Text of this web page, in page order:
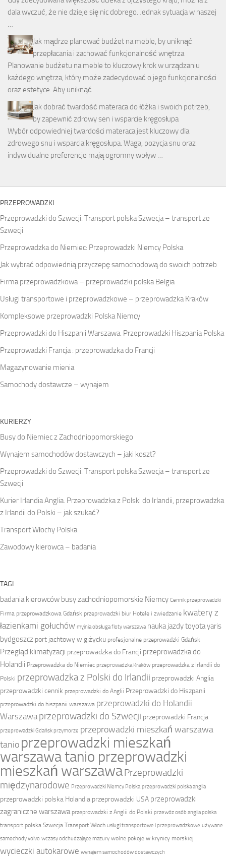
dala wyczuć, że nie dzieje się nic dobrego. Jednak sytuacja w naszej
Jak mądrze planować budżet na meble, by uniknąć
przepłacania i zachować funkcjonalność wnętrza
Planowanie budżetu na meble to kluczowy krok w urządzaniu
każdego wnętrza, który może zadecydować o jego funkcjonalności
oraz estetyce. Aby uniknąć …
Jak dobrać twardość materaca do łóżka i swoich potrzeb,
by zapewnić zdrowy sen i wsparcie kręgosłupa
Wybór odpowiedniej twardości materaca jest kluczowy dla
zdrowego snu i wsparcia kręgosłupa. Waga, pozycja snu oraz
indywidualne preferencje mają ogromny wpływ …
PRZEPROWADZKI
Przeprowadzki do Szwecji. Transport polska Szwecja – transport ze
Szwecji
Przeprowadzka do Niemiec: Przeprowadzki Niemcy Polska
Jak wybrać odpowiednią przyczepę samochodową do swoich potrzeb
Firma przeprowadzkowa – przeprowadzki polska Belgia
Usługi transportowe i przeprowadzkowe – przeprowadzka Kraków
Kompleksowe przeprowadzki Polska Niemcy
Przeprowadzki do Hiszpanii Warszawa. Przeprowadzki Hiszpania Polska
Przeprowadzki Francja : przeprowadzka do Francji
Magazynowanie mienia
Samochody dostawcze – wynajem
KURIERZY
Busy do Niemiec z Zachodniopomorskiego
Wynajem samochodów dostawczych – jaki koszt?
Przeprowadzki do Szwecji. Transport polska Szwecja – transport ze
Szwecji
Kurier Irlandia Anglia. Przeprowadzka z Polski do Irlandii, przeprowadzka
z Irlandii do Polski – jak szukać?
Transport Włochy Polska
Zawodowy kierowca – badania
TAGI
badania kierowców busy zachodniopomorskie Niemcy Cennik przeprowadzki
Firma przeprowadzkowa Gdańsk przeprowadzki biur Hotele i zwiedzanie kwatery z
łazienkami gołuchów myjnia obsługa floty warszawa nauka jazdy toyota yaris
bydgoszcz port jachtowy w giżycku profesjonalne przeprowadzki Gdańsk
Przegląd klimatyzacji przeprowadzka do Francji przeprowadzka do
Holandii Przeprowadzka do Niemiec przeprowadzka Kraków przeprowadzka z Irlandii do
Polski przeprowadzka z Polski do Irlandii przeprowadzki Anglia
przeprowadzki cennik przeprowadzki do Anglii Przeprowadzki do Hiszpanii
przeprowadzki do hiszpanii warszawa przeprowadzki do Holandii
Warszawa przeprowadzki do Szwecji przeprowadzki Francja
przeprowadzki Gdańsk przymorze przeprowadzki mieszkań warszawa
tanio przeprowadzki mieszkań
warszawa tanio przeprowadzki
mieszkań warszawaPrzeprowadzki
międzynarodowe Przeprowadzki Niemcy Polska przeprowadzki polska anglia
przeprowadzki polska Holandia przeprowadzki USA przeprowadzki
zagraniczne warszawa przeprowadzki z Anglii do Polski przewóz osób anglia polska
transport polska Szwecja Transport Włoch usługi transportowe i przeprowadzkowe używane
samochody volvo wczasy odchudzające mazury wolne pokoje w krynicy morskiej
wycieczki autokarowe wynajem samochodów dostawczych